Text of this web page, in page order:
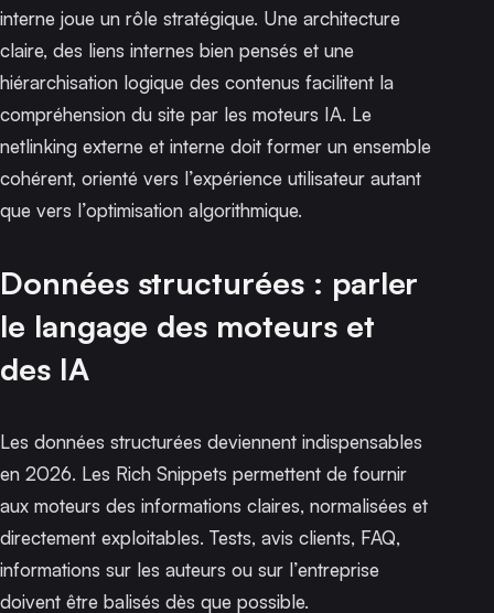
interne joue un rôle stratégique. Une architecture
claire, des liens internes bien pensés et une
hiérarchisation logique des contenus facilitent la
compréhension du site par les moteurs IA. Le
netlinking externe et interne doit former un ensemble
cohérent, orienté vers l’expérience utilisateur autant
que vers l’optimisation algorithmique.
Données structurées : parler
le langage des moteurs et
des IA
Les données structurées deviennent indispensables
en 2026. Les Rich Snippets permettent de fournir
aux moteurs des informations claires, normalisées et
directement exploitables. Tests, avis clients, FAQ,
informations sur les auteurs ou sur l’entreprise
doivent être balisés dès que possible.